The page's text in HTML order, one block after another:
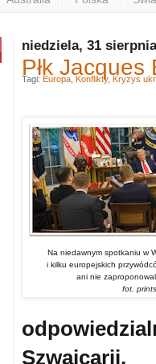
niedziela, 31
Płk
Na niedawnym spotkaniu w
i kilku europejskich
ani nie
fot.
Szwajcarii.
Tagi: Europa Konflikty, Kryzys